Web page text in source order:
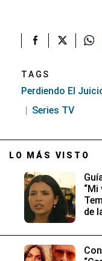
TAGS
Perdiendo El
Series TV
LO MÁS VISTO
de